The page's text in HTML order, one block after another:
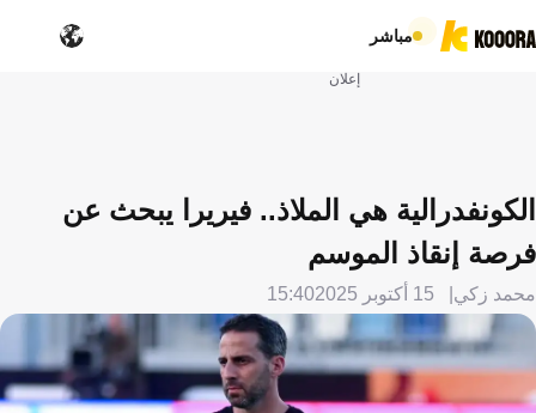
مباشر
إعلان
الكونفدرالية هي الملاذ.. فيريرا يبحث عن
فرصة إنقاذ الموسم
محمد زكي 15 أكتوبر 2025 15:40